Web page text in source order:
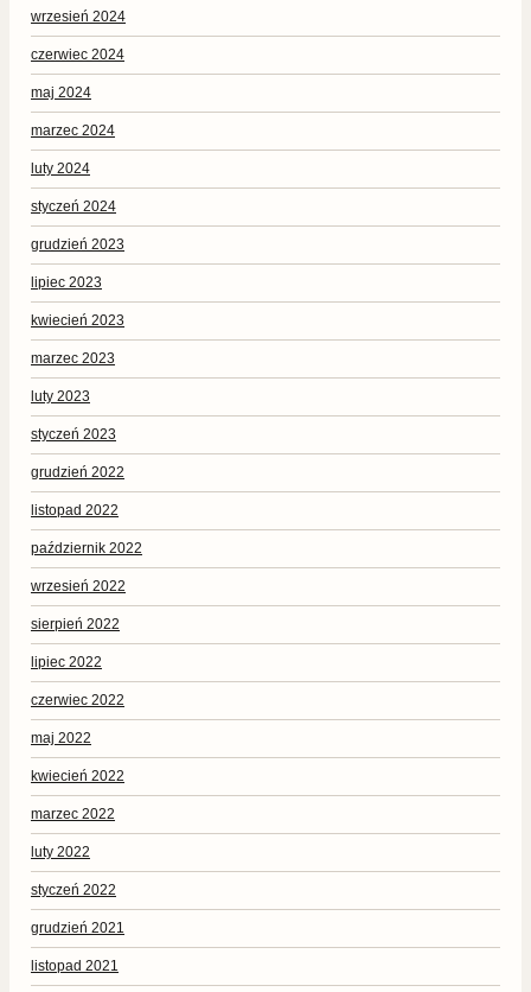
wrzesień 2024
czerwiec 2024
maj 2024
marzec 2024
luty 2024
styczeń 2024
grudzień 2023
lipiec 2023
kwiecień 2023
marzec 2023
luty 2023
styczeń 2023
grudzień 2022
listopad 2022
październik 2022
wrzesień 2022
sierpień 2022
lipiec 2022
czerwiec 2022
maj 2022
kwiecień 2022
marzec 2022
luty 2022
styczeń 2022
grudzień 2021
listopad 2021